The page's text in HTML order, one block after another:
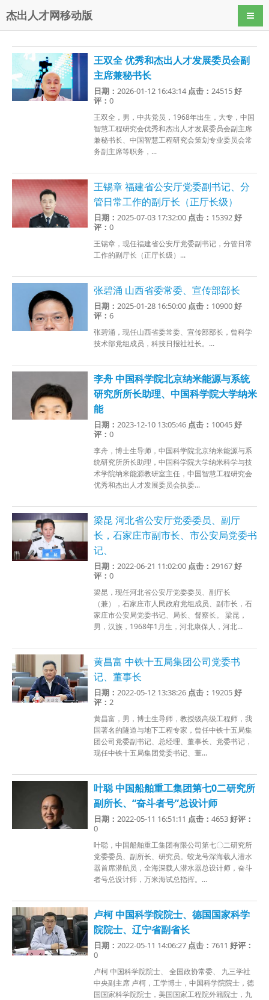
杰出人才网移动版 导航
王双全 优秀和杰出人才发展委员会副
主席兼秘书长
日期：2026-01-12 16:43:14 点击：24515好
评：0
王双全，男，中共党员，1968年出生，大专，中国
智慧工程研究会优秀和杰出人才发展委员会副主席
兼秘书长、中国智慧工程研究会策划专业委员会常
务副主席等职务，...
王锡章 福建省公安厅党委副书记、分
管日常工作的副厅长（正厅长级）
日期：2025-07-03 17:32:00 点击： 15392好
评：0
王锡章，现任福建省公安厅党委副书记，分管日常
工作的副厅长（正厅长级）...
张碧涌 山西省委常委、宣传部部长
日期：2025-01-28 16:50:00 点击： 10900好
评：6
张碧涌，现任山西省委常委、宣传部部长，曾科学
技术部党组成员，科技日报社社长。...
李舟 中国科学院北京纳米能源与系统
研究所所长助理、中国科学院大学纳米
能
日期：2023-12-10 13:05:46 点击： 10045好
评：0
李舟，博士生导师，中国科学院北京纳米能源与系
统研究所所长助理，中国科学院大学纳米科学与技
术学院纳米能源教研室主任，中国智慧工程研究会
优秀和杰出人才发展委员会执委...
梁昆 河北省公安厅党委委员、副厅
长，石家庄市副市长、市公安局党委书
记、
日期：2022-06-21 11:02:00 点击：29167好
评：0
梁昆，现任河北省公安厅党委委员、副厅长
（兼），石家庄市人民政府党组成员、副市长，石
家庄市公安局党委书记、局长、督察长。 梁昆，
男，汉族，1968年1月生，河北康保人，河北...
黄昌富 中铁十五局集团公司党委书
记、董事长
日期：2022-05-12 13:38:26 点击： 19205好
评：2
黄昌富，男，博士生导师，教授级高级工程师，我
国著名的隧道与地下工程专家，曾任中铁十五局集
团公司党委副书记、总经理、董事长、党委书记，
现任中铁十五局集团党委书记、董...
叶聪 中国船舶重工集团第七0二研究所
副所长、“奋斗者号”总设计师
日期：2022-05-11 16:51:11 点击：4653好评：
0
叶聪，中国船舶重工集团有限公司第七〇二研究所
党委委员、副所长、研究员。蛟龙号深海载人潜水
器首席潜航员，全海深载人潜水器总设计师，奋斗
者号总设计师，万米海试总指挥。...
卢柯 中国科学院院士、德国国家科学
院院士、辽宁省副省长
日期：2022-05-11 14:06:27 点击：7611好评：
0
卢柯 中国科学院院士、 全国政协常委、 九三学社
中央副主席 卢柯，工学博士，中国科学院院士，德
国国家科学院院士，美国国家工程院外籍院士，九